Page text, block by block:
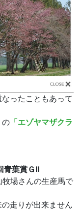
ったこともあって
の 「エゾヤマザクラ
青葉賞ＧⅡ
場さんの生産馬で
走りが出来ません